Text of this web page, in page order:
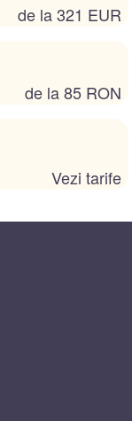
de la 321 EUR
de la 85 RON
Vezi tarife